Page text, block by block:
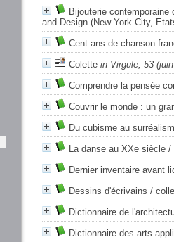
Bijouterie
and Design (New York City,
Cent ans de chanson
Colette in Virgule, 53
Comprendre la pensée
Couvrir le monde : un
Du cubisme au
La danse au XXe siècle /
Dernier inventaire avant
Dessins d'écrivains /
Dictionnaire de
Dictionnaire des arts